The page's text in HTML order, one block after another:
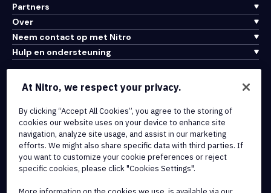
Partners
Over
Neem contact op met Nitro
Hulp en ondersteuning
Integraties en API-connectiviteit
Cookiebeleid
Copyrightbeleid
Alle voorwaarden en beleidsmaatregelen
© 2026 Nitro Software, Inc. Inc. Alle rechten voorbehouden.
At Nitro, we respect your privacy.
By clicking “Accept All Cookies”, you agree to the storing of
cookies our website uses on your device to enhance site
navigation, analyze site usage, and assist in our marketing
efforts. We might also share specific data with third parties. If
you want to customize your cookie preferences or reject
specific cookies, please click "Cookies Settings".